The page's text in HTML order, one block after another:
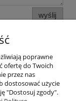
wyślij
poprawne
ofertę do Twoich
przez nas
dostosować użycie
"Dostosuj zgody".